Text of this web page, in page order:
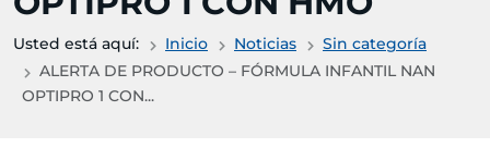
Usted está aquí: Inicio Noticias
Sin categoría
ALERTA DE PRODUCTO – FÓRMULA INFANTIL NAN
OPTIPRO 1 CON...